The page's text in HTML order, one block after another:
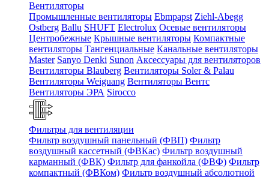
Вентиляторы
Промышленные вентиляторы Ebmpapst Ziehl-Abegg
Ostberg Ballu SHUFT Electrolux Осевые вентиляторы
Центробежные Крышные вентиляторы Компактные
вентиляторы Тангенциальные Канальные вентиляторы
Master Sanyo Denki Sunon Аксессуары для вентиляторов
Вентиляторы Blauberg Вентиляторы Soler & Palau
Вентиляторы Weiguang Вентиляторы Вентс
Вентиляторы ЭРА Sirocco
Фильтры для вентиляции
Фильтр воздушный панельный (ФВП) Фильтр
воздушный кассетный (ФВКас) Фильтр воздушный
карманный (ФВК) Фильтр для фанкойла (ФВФ) Фильтр
компактный (ФВКом) Фильтр воздушный абсолютной